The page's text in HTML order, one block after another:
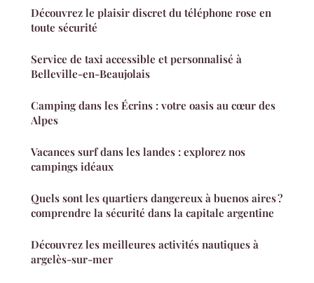
Découvrez le plaisir discret du téléphone rose en
toute sécurité
Service de taxi accessible et personnalisé à
Belleville-en-Beaujolais
Camping dans les Écrins : votre oasis au cœur des
Alpes
Vacances surf dans les landes : explorez nos
campings idéaux
Quels sont les quartiers dangereux à buenos aires ?
comprendre la sécurité dans la capitale argentine
Découvrez les meilleures activités nautiques à
argelès-sur-mer